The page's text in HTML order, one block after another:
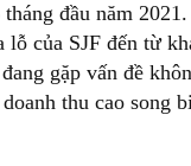
đầu năm
lỗ của SJF đến từ
gặp vấn đề
thu cao song